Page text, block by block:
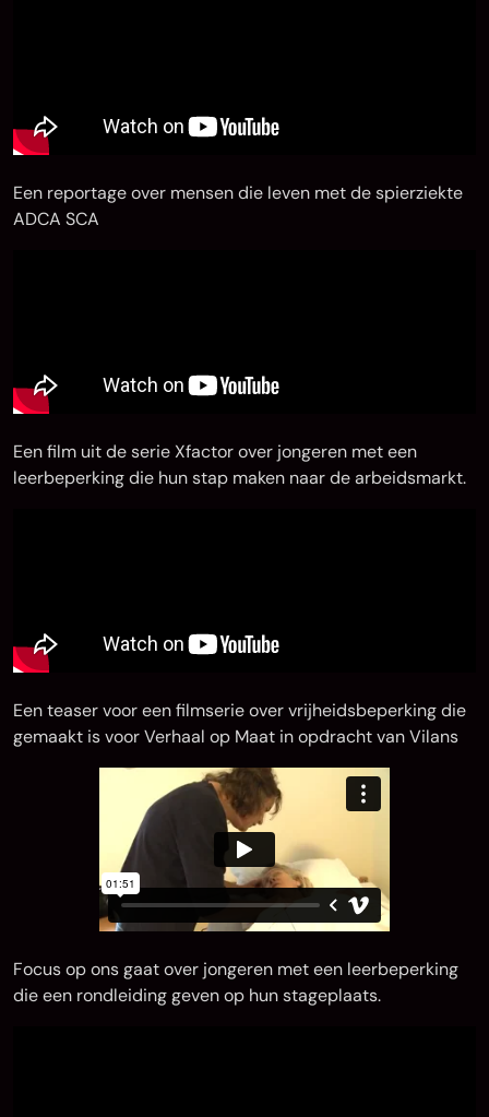
Een reportage over mensen die leven met de spierziekte
ADCA SCA
Een film uit de serie Xfactor over jongeren met een
leerbeperking die hun stap maken naar de arbeidsmarkt.
Een teaser voor een filmserie over vrijheidsbeperking die
gemaakt is voor Verhaal op Maat in opdracht van Vilans
Focus op ons gaat over jongeren met een leerbeperking
die een rondleiding geven op hun stageplaats.